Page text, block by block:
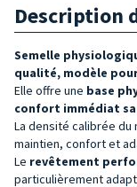
Description
Semelle
qualité, modèle
Elle offre une base
confort immédiat
La densité calibrée
maintien, confort et
Le revêtement
particulièrement